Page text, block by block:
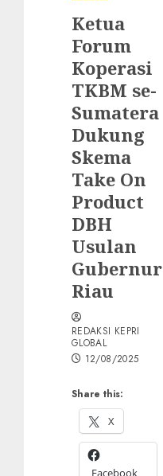
Ketua
Forum
Koperasi
TKBM se-
Sumatera
Dukung
Skema
Take On
Product
DBH
Usulan
Gubernur
Riau
Share this:
X
Facebook
REDAKSI KEPRI
GLOBAL
12/08/2025